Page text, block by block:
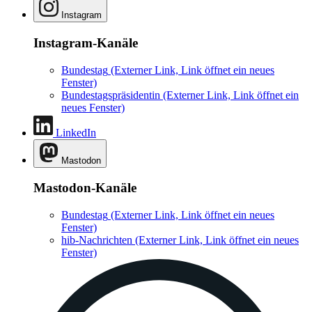
Instagram
Instagram-Kanäle
Bundestag (Externer Link, Link öffnet ein neues
Fenster)
Bundestagspräsidentin (Externer Link, Link öffnet ein
neues Fenster)
LinkedIn
Mastodon
Mastodon-Kanäle
Bundestag (Externer Link, Link öffnet ein neues
Fenster)
hib-Nachrichten (Externer Link, Link öffnet ein neues
Fenster)